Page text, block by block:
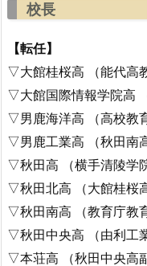
校長
【転任】
▽大館桂桜高 （能代高
▽大館国際情報学院高
▽男鹿海洋高 （高校教
▽男鹿工業高 （秋田南
▽秋田高 （横手清陵学
▽秋田北高 （大館桂
▽秋田南高 （教育庁教
▽秋田中央高 （由利
▽本荘高 （秋田中央高